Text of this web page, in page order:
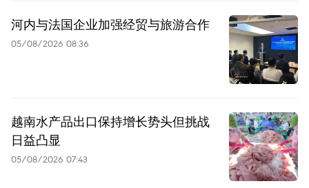
河内与法国企业加强经贸与旅游合作
05/08/2026 08:36
越南水产品出口保持增长势头但挑战
日益凸显
05/08/2026 07:43